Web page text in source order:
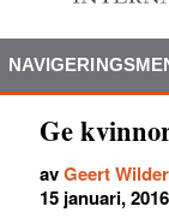
Ge
avGeert
15 januari, 2016